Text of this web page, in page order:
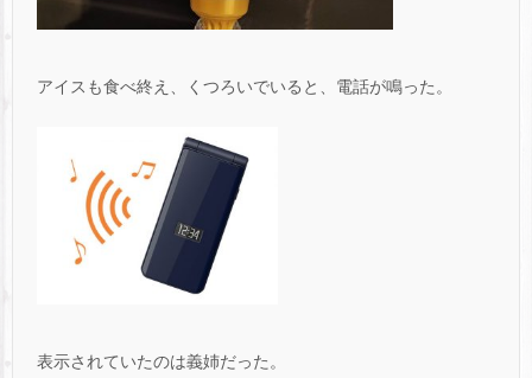
アイスも食べ終え、くつろいでいると、電話が鳴った。
表示されていたのは義姉だった。